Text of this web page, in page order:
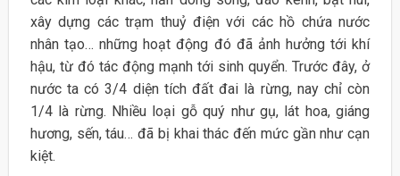
xây dựng các trạm thuỷ điện với các hồ chứa nước
nhân tạo… những hoạt động đó đã ảnh hưởng tới khí
hậu, từ đó tác động mạnh tới sinh quyển. Trước đây, ở
nước ta có 3/4 diện tích đất đai là rừng, nay chỉ còn
1/4 là rừng. Nhiều loại gỗ quý như gụ, lát hoa, giáng
hương, sến, táu… đã bị khai thác đến mức gần như cạn
kiệt.